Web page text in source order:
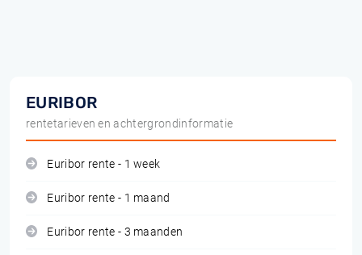
EURIBOR
rentetarieven en achtergrondinformatie
Euribor rente - 1 week
Euribor rente - 1 maand
Euribor rente - 3 maanden